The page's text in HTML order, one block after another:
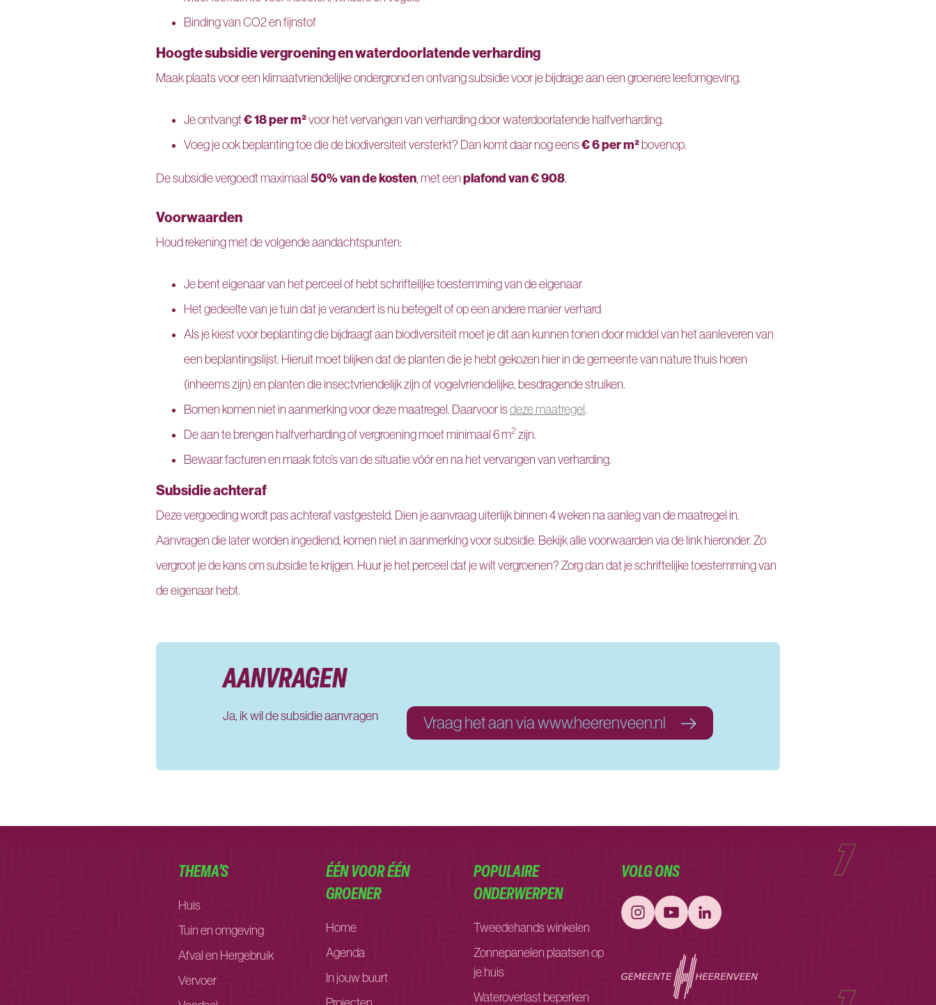
Binding van CO2 en fijnstof
Hoogte subsidie vergroening en waterdoorlatende verharding
Maak plaats voor een klimaatvriendelijke ondergrond en ontvang subsidie voor je bijdrage aan een groenere leefomgeving.
Je ontvangt€ 18 per m²voor het vervangen van verharding door waterdoorlatende halfverharding.
Voeg je ook beplanting toe die de biodiversiteit versterkt? Dan komt daar nog eens€ 6 per m² bovenop.
De subsidie vergoedt maximaal 50% van de kosten, met een plafond van € 908.
Voorwaarden
Houd rekening met de volgende aandachtspunten:
Je bent eigenaar van het perceel of hebt schriftelijke toestemming van de eigenaar
Het gedeelte van je tuin dat je verandert is nu betegelt of op een andere manier verhard
Als je kiest voor beplanting die bijdraagt aan biodiversiteit moet je dit aan kunnen tonen door middel van het aanleveren van
een beplantingslijst. Hieruit moet blijken dat de planten die je hebt gekozen hier in de gemeente van nature thuis horen
(inheems zijn) en planten die insectvriendelijk zijn of vogelvriendelijke, besdragende struiken.
Bomen komen niet in aanmerking voor deze maatregel. Daarvoor isdeze maatregel.
De aan te brengen halfverharding of vergroening moet minimaal 6 m2 zijn.
Bewaar facturen en maak foto’s van de situatie vóór en na het vervangen van verharding.
Subsidie achteraf
Deze vergoeding wordt pas achteraf vastgesteld. Dien je aanvraag uiterlijk binnen 4 weken na aanleg van de maatregel in.
Aanvragen die later worden ingediend, komen niet in aanmerking voor subsidie. Bekijk alle voorwaarden via de link hieronder. Zo
vergroot je de kans om subsidie te krijgen. Huur je het perceel dat je wilt vergroenen? Zorg dan dat je schriftelijke toestemming van
de eigenaar hebt.
AANVRAGEN
Ja, ik wil de subsidie aanvragen Vraag het aan via www.heerenveen.nl
THEMA’S
Huis
Tuin en omgeving
Afval en Hergebruik
Vervoer
ÉÉN VOOR ÉÉN
GROENER
Home
Agenda
In jouw buurt
POPULAIRE
ONDERWERPEN
Tweedehands winkelen
Zonnepanelen plaatsen op
je huis
Wateroverlast beperken
VOLG ONS